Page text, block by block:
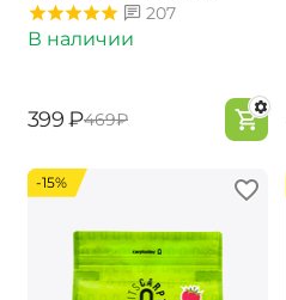
207
В наличии
‍399‍ ₽‍469‍₽
-15%